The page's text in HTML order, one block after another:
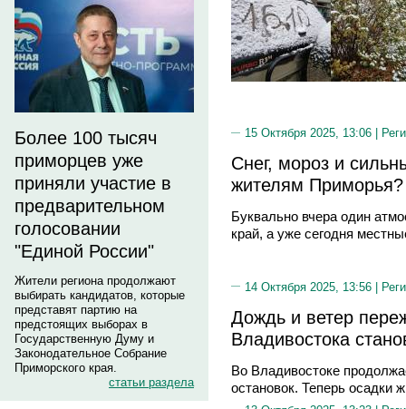
Более 100 тысяч
приморцев уже
приняли участие в
предварительном
голосовании
"Единой России"
Жители региона продолжают
выбирать кандидатов, которые
представят партию на
предстоящих выборах в
Государственную Думу и
Законодательное Собрание
Приморского края.
статьи раздела
15 Октября 2025, 13:06 |
Снег, мороз и
жителям
Буквально вчера один
край, а уже сегодня
14 Октября 2025, 13:56 |
Дождь и ветер
Владивостока
Во Владивостоке
остановок. Теперь осадки